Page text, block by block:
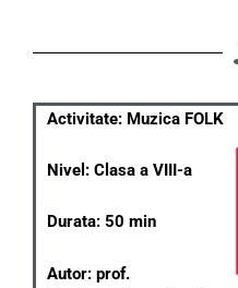
Activitate: Muzica FOLK
Nivel: Clasa a VIII-a
Durata: 50 min
Autor: prof.